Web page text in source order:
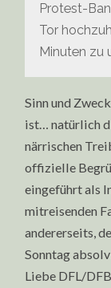
Protest-
Tor
Minuten zu
Sinn und
ist… natürlich
närrischen
offizielle
eingeführt als
mitreisenden
andererseits,
Sonntag
Liebe DFL/